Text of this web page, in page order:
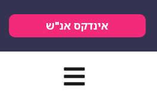
אינדקס אנ"ש